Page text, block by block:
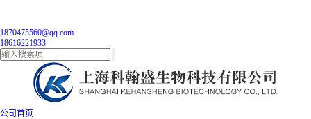
1870475560@qq.com
18616221933
公司首页